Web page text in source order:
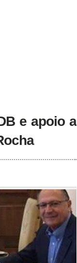
e apoio a